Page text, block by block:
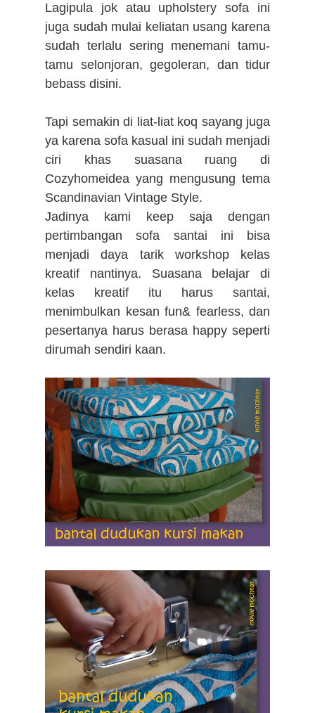
Lagipula jok atau upholstery sofa ini
juga sudah mulai keliatan usang karena
sudah terlalu sering menemani tamu-
tamu selonjoran, gegoleran, dan tidur
bebass disini.
Tapi semakin di liat-liat koq sayang juga
ya karena sofa kasual ini sudah menjadi
ciri khas suasana ruang di
Cozyhomeidea yang mengusung tema
Scandinavian Vintage Style.
Jadinya kami keep saja dengan
pertimbangan sofa santai ini bisa
menjadi daya tarik workshop kelas
kreatif nantinya. Suasana belajar di
kelas kreatif itu harus santai,
menimbulkan kesan fun& fearless, dan
pesertanya harus berasa happy seperti
dirumah sendiri kaan.